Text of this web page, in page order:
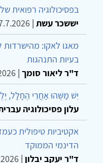
בפסיכולוגיה רפואית של
יששכר עשת |
מאגו לאקו:
בעיות התנהגות
ד"ר ליאור סומך |
יֵשׁ מַשֶּׁהוּ אַחֲרֵי הֶחָלָל,
עלון פסיכולוגיה
אקטיביות טיפולית
הדינמי הממוקד
ד"ר יעקב יבלון |